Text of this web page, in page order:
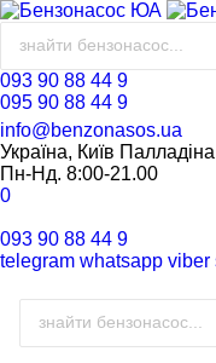
093 90 88 44 9
095 90 88 44 9
info@benzonasos.ua
Україна, Київ
Пн-Нд. 8:00-21.00
0
093 90 88 44 9
telegram whatsapp viber